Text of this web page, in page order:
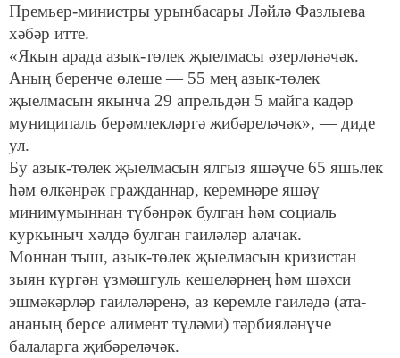
Премьер-министры урынбасары Ләйлә Фазлыева
хәбәр итте.
«Якын арада азык-төлек җыелмасы әзерләнәчәк.
Аның беренче өлеше — 55 мең азык-төлек
җыелмасын якынча 29 апрельдән 5 майга кадәр
муниципаль берәмлекләргә җибәреләчәк», — диде
ул.
Бу азык-төлек җыелмасын ялгыз яшәүче 65 яшьлек
һәм өлкәнрәк гражданнар, керемнәре яшәү
минимумыннан түбәнрәк булган һәм социаль
куркыныч хәлдә булган гаиләләр алачак.
Моннан тыш, азык-төлек җыелмасын кризистан
зыян күргән үзмәшгуль кешеләрнең һәм шәхси
эшмәкәрләр гаиләләренә, аз керемле гаиләдә (ата-
ананың берсе алимент түләми) тәрбияләнүче
балаларга җибәреләчәк.